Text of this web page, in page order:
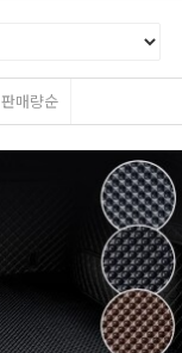
판매량순